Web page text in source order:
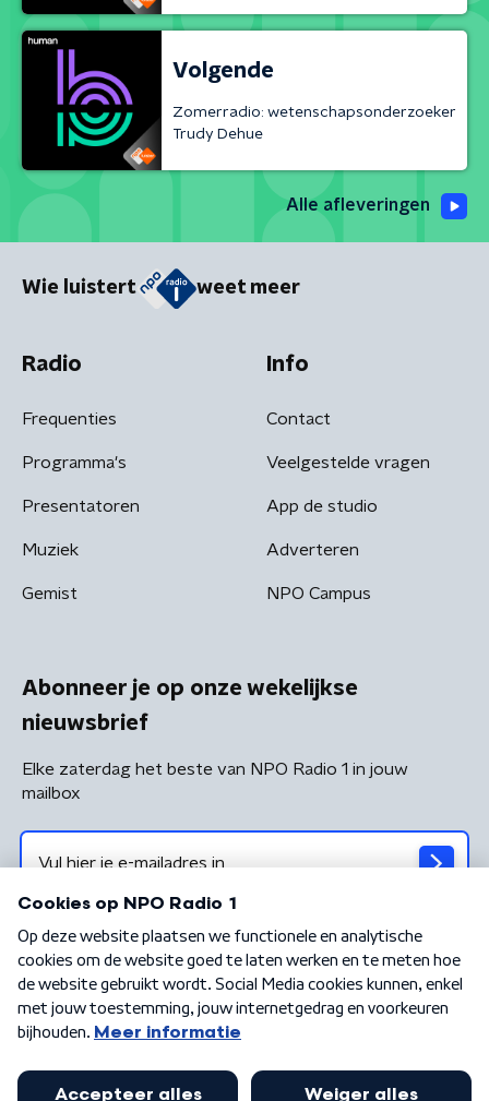
Volgende
Zomerradio: wetenschapsonderzoeker
Trudy Dehue
Alle afleveringen
Wie luistert weet meer
Radio
Frequenties
Programma's
Presentatoren
Muziek
Gemist
Info
Contact
Veelgestelde vragen
App de studio
Adverteren
NPO Campus
Abonneer je op onze wekelijkse
nieuwsbrief
Elke zaterdag het beste van NPO Radio 1 in jouw
mailbox
Algemene voorwaarden